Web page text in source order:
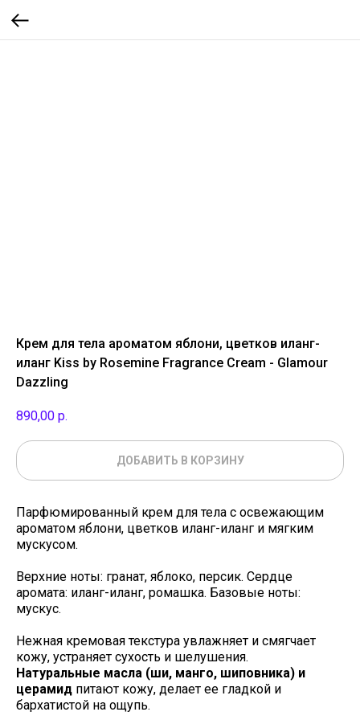
Крем для тела ароматом яблони, цветков иланг-
иланг Kiss by Rosemine Fragrance Cream - Glamour
Dazzling
890,00 р.
ДОБАВИТЬ В КОРЗИНУ
Парфюмированный крем для тела с освежающим
ароматом яблони, цветков иланг-иланг и мягким
мускусом.
Верхние ноты: гранат, яблоко, персик. Сердце
аромата: иланг-иланг, ромашка. Базовые ноты:
мускус.
Нежная кремовая текстура увлажняет и смягчает
кожу, устраняет сухость и шелушения.
Натуральные масла (ши, манго, шиповника) и
церамид питают кожу, делает ее гладкой и
бархатистой на ощупь.